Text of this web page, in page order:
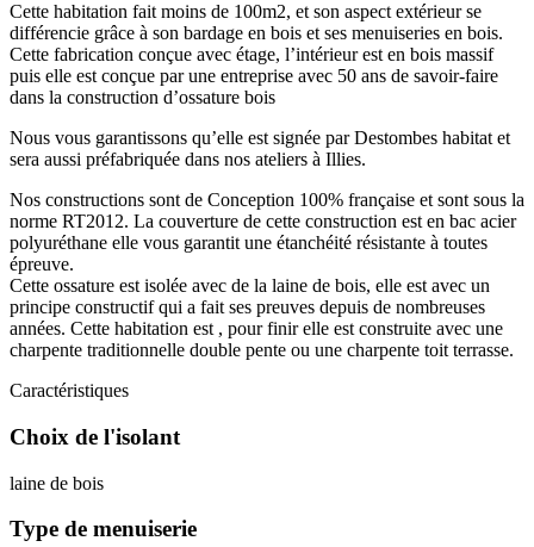
Cette habitation fait moins de 100m2, et son aspect extérieur se
différencie grâce à son bardage en bois et ses menuiseries en bois.
Cette fabrication conçue avec étage, l’intérieur est en bois massif
puis elle est conçue par une entreprise avec 50 ans de savoir-faire
dans la construction d’ossature bois
Nous vous garantissons qu’elle est signée par Destombes habitat et
sera aussi préfabriquée dans nos ateliers à Illies.
Nos constructions sont de Conception 100% française et sont sous la
norme RT2012. La couverture de cette construction est en bac acier
polyuréthane elle vous garantit une étanchéité résistante à toutes
épreuve.
Cette ossature est isolée avec de la laine de bois, elle est avec un
principe constructif qui a fait ses preuves depuis de nombreuses
années. Cette habitation est , pour finir elle est construite avec une
charpente traditionnelle double pente ou une charpente toit terrasse.
Caractéristiques
Choix de l'isolant
laine de bois
Type de menuiserie